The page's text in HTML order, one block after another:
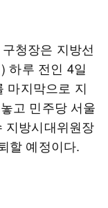
청장은 지방선
하루 전인 4일
마지막으로 지
고 민주당 서울
지방시대위원장
할 예정이다.